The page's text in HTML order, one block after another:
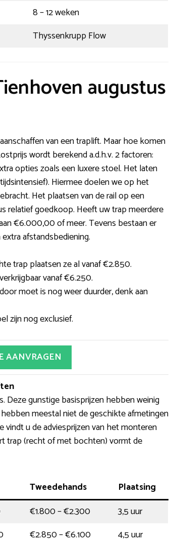
8 – 12 weken
Thyssenkrupp Flow
augustus
van een traplift. Maar hoe komen
wordt berekend a.d.h.v. 2 factoren:
opties zoals een luxere stoel. Het laten
Hiermee doelen we op het
Het plaatsen van de rail op een
relatief goedkoop. Heeft uw trap meerdere
€6.000,00 of meer. Tevens bestaan er
afstandsbediening.
trap plaatsen ze al vanaf €2.850.
vanaf €6.250.
moet is nog weer duurder, denk aan
zijn nog exclusief.
AANVRAGEN
Deze gunstige basisprijzen hebben weinig
meestal niet de geschikte afmetingen
u de adviesprijzen van het monteren
trap (recht of met bochten) vormt de
Tweedehands
Plaatsing
€1.800 – €2.300
3,5 uur
€2.850 – €6.100
4,5 uur